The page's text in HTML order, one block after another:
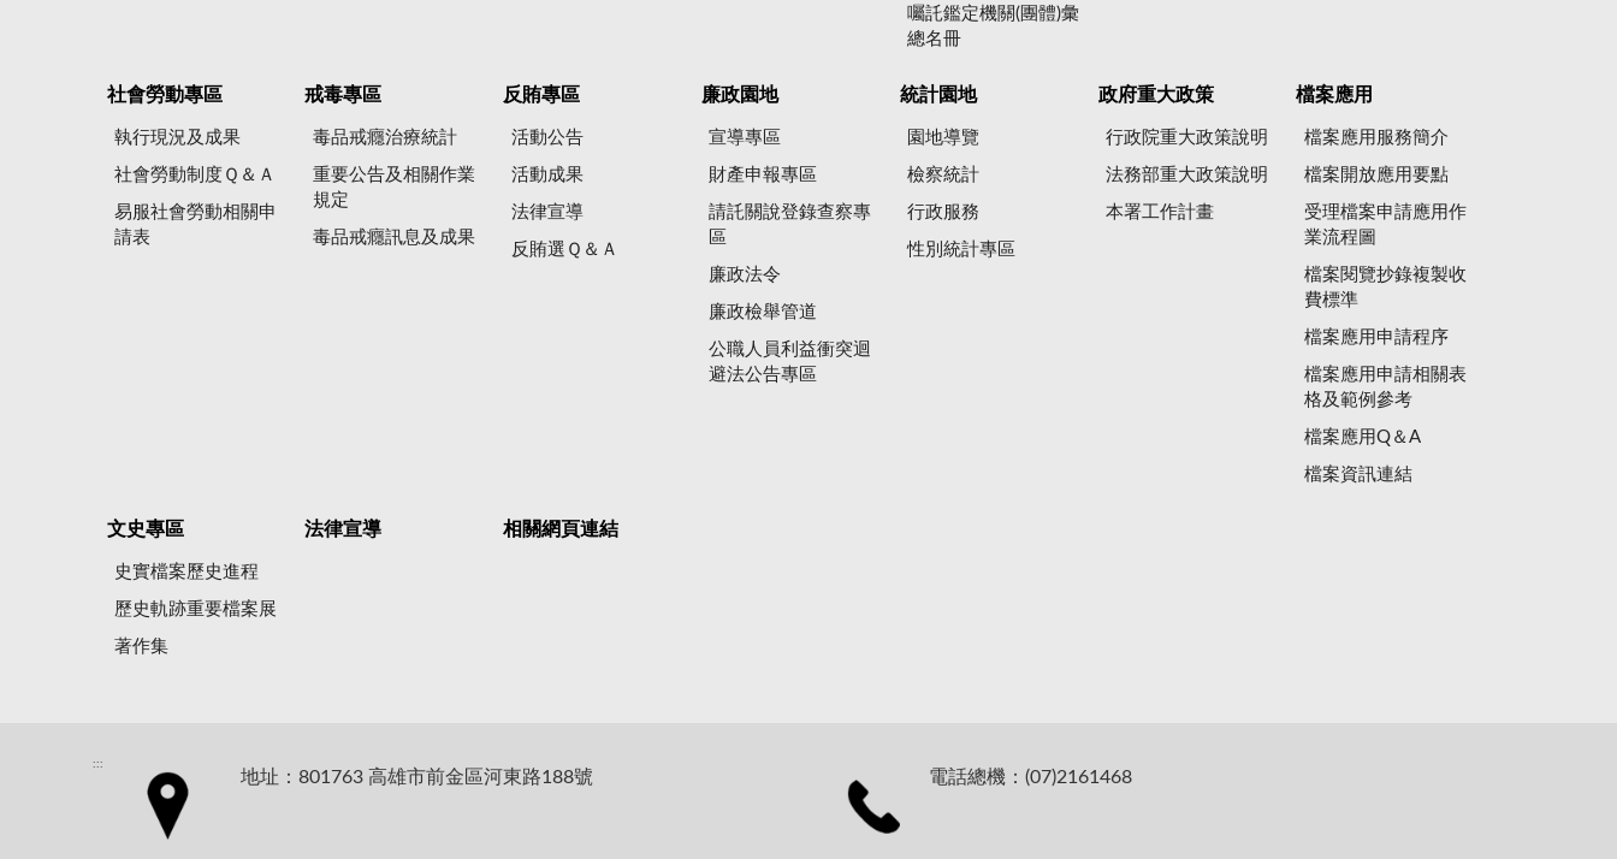
囑託鑑定機關(團體)彙
總名冊
社會勞動專區
執行現況及成果
社會勞動制度Ｑ＆Ａ
易服社會勞動相關申
請表
戒毒專區
毒品戒癮治療統計
重要公告及相關作業
規定
毒品戒癮訊息及成果
反賄專區
活動公告
活動成果
法律宣導
反賄選Ｑ＆Ａ
廉政園地
宣導專區
財產申報專區
請託關說登錄查察專
區
廉政法令
廉政檢舉管道
公職人員利益衝突迴
避法公告專區
統計園地
園地導覽
檢察統計
行政服務
性別統計專區
政府重大政策
行政院重大政策說明
法務部重大政策說明
本署工作計畫
檔案應用
檔案應用服務簡介
檔案開放應用要點
受理檔案申請應用作
業流程圖
檔案閱覽抄錄複製收
費標準
檔案應用申請程序
檔案應用申請相關表
格及範例參考
檔案應用Q＆A
檔案資訊連結
文史專區
史實檔案歷史進程
歷史軌跡重要檔案展
著作集
法律宣導 相關網頁連結
:::
地址：801763 高雄市前金區河東路188號 電話總機：(07)2161468